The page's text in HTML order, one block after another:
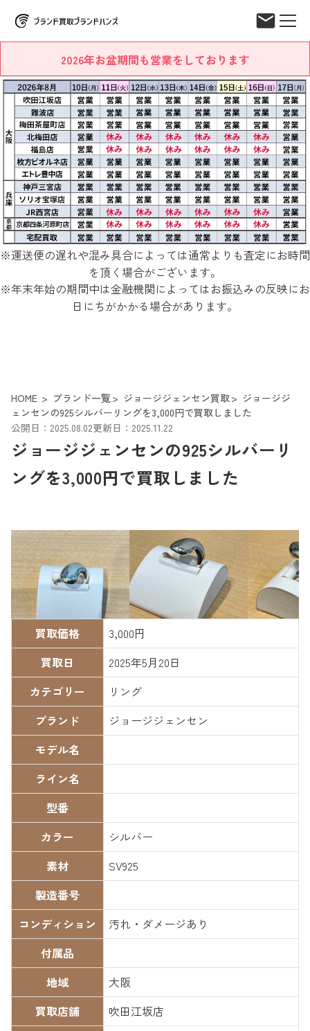
2026年お盆期間も営業をしております
※運送便の遅れや混み具合によっては通常よりも査定にお時間
を頂く場合がございます。
※年末年始の期間中は金融機関によってはお振込みの反映にお
日にちがかかる場合があります。
HOME ブランド一覧 ジョージジェンセン買取
ジョージジ
ェンセンの925シルバーリングを3,000円で買取しました
公開日：2025.08.02更新日：2025.11.22
ジョージジェンセンの925シルバーリ
ングを3,000円で買取しました
買取価格
3,000円
買取日
2025年5月20日
カテゴリー
リング
ブランド
ジョージジェンセン
モデル名
ライン名
型番
カラー
シルバー
素材
SV925
製造番号
コンディション
汚れ・ダメージあり
付属品
地域
大阪
買取店舗
吹田江坂店